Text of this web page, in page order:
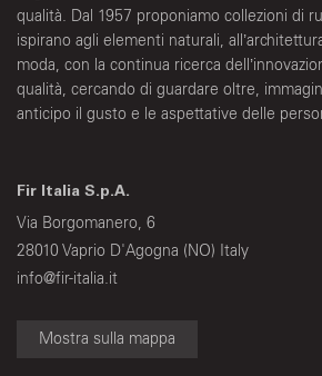
qualità. Dal 1957 proponiamo collezioni di
ispirano agli elementi naturali,
moda, con la continua ricerca
qualità, cercando di guardare oltre,
anticipo il gusto e le aspettative delle
Fir Italia S.p.A.
Via Borgomanero, 6
28010 Vaprio D'Agogna (NO) Italy
info@fir-italia.it
Mostra sulla mappa